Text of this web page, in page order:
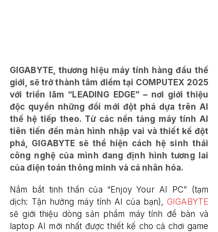
GIGABYTE, thương hiệu máy tính hàng đầu thế
giới, sẽ trở thành tâm điểm tại COMPUTEX 2025
với triển lãm “LEADING EDGE” – nơi giới thiệu
độc quyền những đổi mới đột phá dựa trên AI
thế hệ tiếp theo. Từ các nền tảng máy tính AI
tiên tiến đến màn hình nhập vai và thiết kế đột
phá, GIGABYTE sẽ thể hiện cách hệ sinh thái
công nghệ của mình đang định hình tương lai
của điện toán thông minh và cá nhân hóa.
Nắm bắt tinh thần của “Enjoy Your AI PC” (tạm
dịch: Tận hưởng máy tính AI của bạn),GIGABYTE
sẽ giới thiệu dòng sản phẩm máy tính để bàn và
laptop AI mới nhất được thiết kế cho cả chơi game